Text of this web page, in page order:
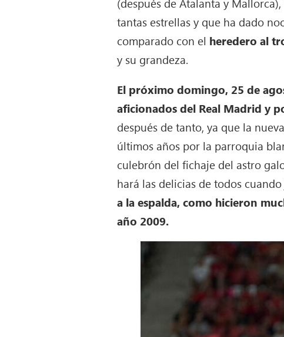
tantas estrellas y que ha dado
comparado con el heredero al
y su grandeza.
El próximo domingo, 25 de
aficionados del Real Madrid y
después de tanto, ya que la
últimos años por la parroquia
culebrón del fichaje del astro
hará las delicias de todos
a la espalda, como hicieron
año 2009.